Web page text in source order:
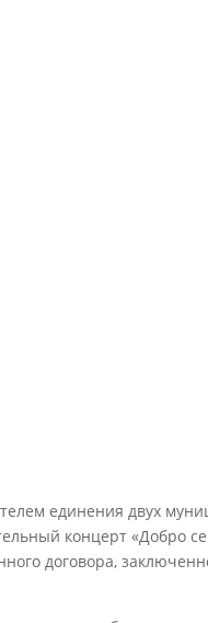
единения двух
концерт «Добро
договора,